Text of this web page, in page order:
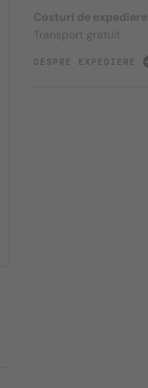
Costuri de expediere:
Transport gratuit
DESPRE EXPEDIERE